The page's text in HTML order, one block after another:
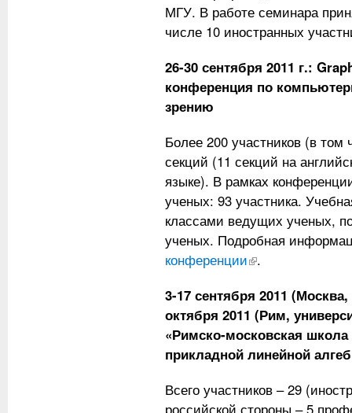
МГУ. В работе семинара
числе 10 иностранных
26-30 сентября 2011 г.:
конференция по
зрению
Более 200 участников (в том
секций (11 секций на
языке). В рамках
ученых: 93 участника.
классами ведущих ученых,
ученых. Подробная
конференции(внешняя ссылка)
.
3-17 сентября 2011
октября 2011 (Рим,
«Римско-московская
прикладной линейной
Всего участников – 29
российской стороны – 5